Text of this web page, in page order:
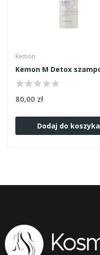
Kemon
80,00 zł
Dodaj do koszyka